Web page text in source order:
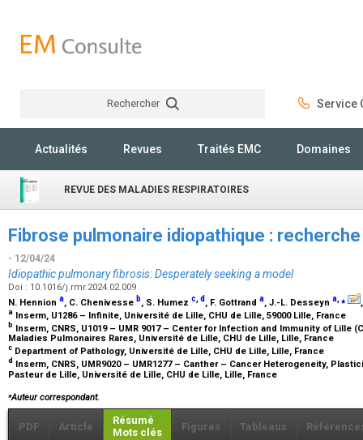
Rechercher Service
Actualités Revues Traités EMC Domaines
REVUE DES MALADIES RESPIRATOIRES
Fibrose pulmonaire idiopathique :
- 12/04/24
Idiopathic pulmonary fibrosis: Desperately seeking a model
Doi : 10.1016/j.rmr.2024.02.009
N. Hennion a, C. Chenivesse b, S. Humez c,d , F. Gottrand a, J.-L. Desseyn a,⁎
a Inserm, U1286 – Infinite, Université de Lille, CHU de Lille, 59000 Lille, France
b Inserm, CNRS, U1019 – UMR 9017 – Center for Infection and Immunity of Lille
Maladies Pulmonaires Rares, Université de Lille, CHU de Lille, Lille, France
c Department of Pathology, Université de Lille, CHU de Lille, Lille, France
d Inserm, CNRS, UMR9020 – UMR1277 – Canther – Cancer Heterogeneity,
Pasteur de Lille, Université de Lille, CHU de Lille, Lille, France
⁎Auteur correspondant.
PDF Article
Résumé
Mots clés
Figures Tableaux